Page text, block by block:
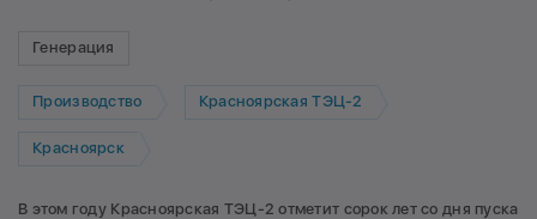
Генерация
Производство Красноярская ТЭЦ-2
Красноярск
В этом году Красноярская ТЭЦ-2 отметит сорок лет со дня пуска